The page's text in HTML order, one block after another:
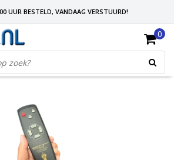
UUR BESTELD, VANDAAG VERSTUURD!
NA MIN. ORDER VAN € 50,-
EENVOUDIG UW AFHAALLOCATIE
0